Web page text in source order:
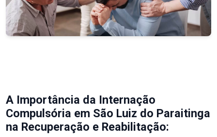
A Importância da Internação
Compulsória em São Luiz do Paraitinga
na Recuperação e Reabilitação: